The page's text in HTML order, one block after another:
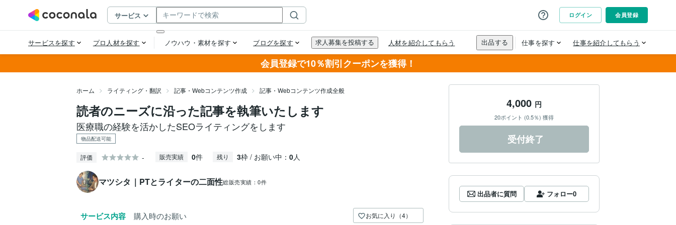
会員登録で10％割引クーポンを獲得！
ホーム ライティング・翻訳 記事・Webコンテンツ作成 記事・Webコンテンツ作成全般
読者のニーズに沿った記事を執筆いたします
医療職の経験を活かしたSEOライティングをします
物品配送可能
評価 - 販売実績 0件 残り 3枠 / お願い中： 0人
マツシタ｜PTとライターの二面性総販売実績：0件
サービス内容 購入時のお願い お気に入り（4）
4,000 円
20ポイント (0.5％) 獲得
受付終了
出品者に質問 フォロー0